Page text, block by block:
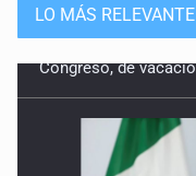
LO MÁS RELEVANTE